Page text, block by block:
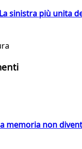
sinistra più unita
memoria non